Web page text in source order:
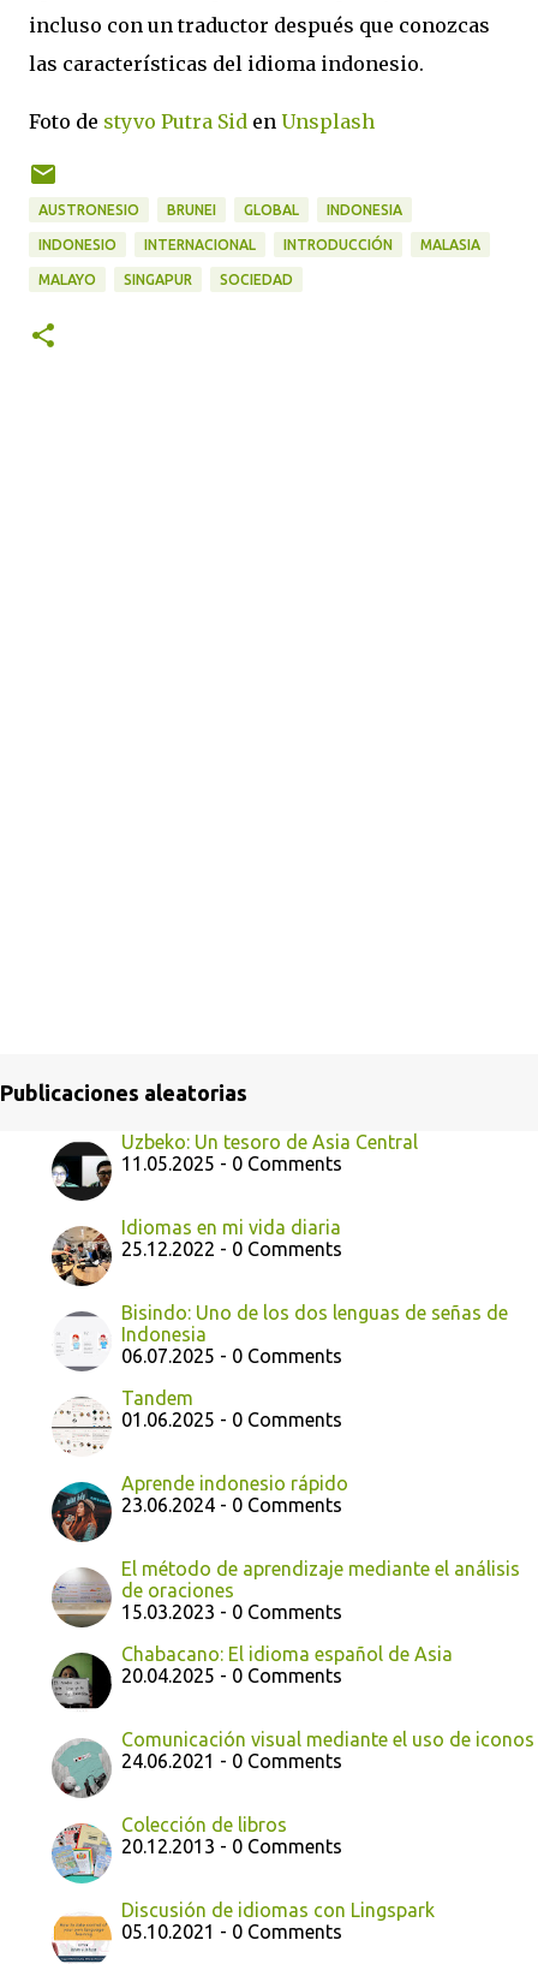
incluso con un traductor después que conozcas
las características del idioma indonesio.
Foto de styvo Putra Sid en Unsplash
AUSTRONESIO BRUNEI GLOBAL INDONESIA
INDONESIO INTERNACIONAL INTRODUCCIÓN MALASIA
MALAYO SINGAPUR SOCIEDAD
Publicaciones aleatorias
Uzbeko: Un tesoro de Asia Central
11.05.2025 - 0 Comments
Idiomas en mi vida diaria
25.12.2022 - 0 Comments
Bisindo: Uno de los dos lenguas de señas de
Indonesia
06.07.2025 - 0 Comments
Tandem
01.06.2025 - 0 Comments
Aprende indonesio rápido
23.06.2024 - 0 Comments
El método de aprendizaje mediante el análisis
de oraciones
15.03.2023 - 0 Comments
Chabacano: El idioma español de Asia
20.04.2025 - 0 Comments
Comunicación visual mediante el uso de iconos
24.06.2021 - 0 Comments
Colección de libros
20.12.2013 - 0 Comments
Discusión de idiomas con Lingspark
05.10.2021 - 0 Comments